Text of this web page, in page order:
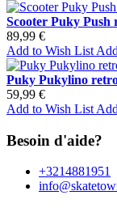
Scooter Puky Push
89,99 €
Add to Wish List
Puky Pukylino
59,99 €
Add to Wish List
Besoin d'aide?
+3214881951